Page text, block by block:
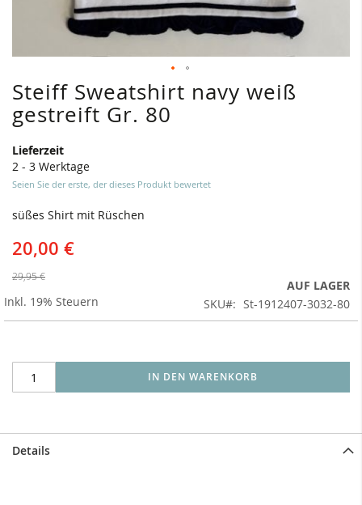
Steiff Sweatshirt navy weiß
gestreift Gr. 80
Lieferzeit
2 - 3 Werktage
Seien Sie der erste, der dieses Produkt bewertet
süßes Shirt mit Rüschen
20,00 €
29,95 €
Inkl. 19% Steuern
AUF LAGER
SKU
St-1912407-3032-80
IN DEN WARENKORB
Zum
Anfang
der
springen
Details